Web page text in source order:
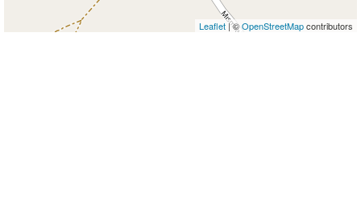
Leaflet| ©OpenStreetMapcontributors